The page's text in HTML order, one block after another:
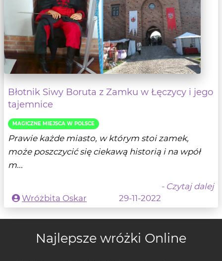
Błotnik Siwy Boruta z Zamku w Łęczycy i jego
tajemnice
MAGICZNE MIEJSCA W POLSCE
Prawie każde miasto, w którym stoi zamek,
może poszczycić się ciekawą historią i na wpół
m...
- Czytaj dalej
Wróżbita Oskar
29-11-2022
Najlepsze wróżki Online